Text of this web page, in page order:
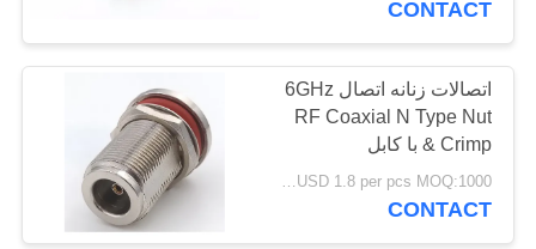
CONTACT
اتصالات زنانه اتصال 6GHz
RF Coaxial N Type Nut
& Crimp با کابل
USD 1.8 per pcs MOQ:1000 عدد
CONTACT